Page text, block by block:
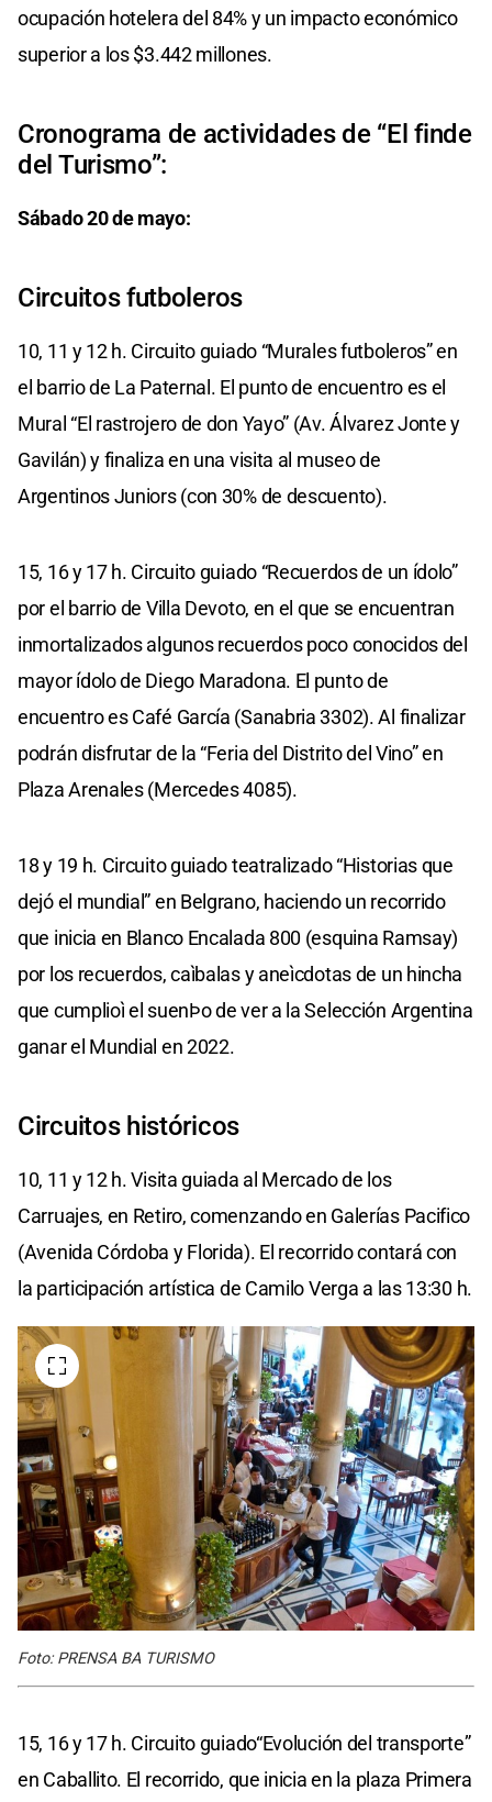
ocupación hotelera del 84% y un impacto económico
superior a los $3.442 millones.
Cronograma de actividades de “El finde
del Turismo”:
Sábado 20 de mayo:
Circuitos futboleros
10, 11 y 12 h. Circuito guiado “Murales futboleros” en
el barrio de La Paternal. El punto de encuentro es el
Mural “El rastrojero de don Yayo” (Av. Álvarez Jonte y
Gavilán) y finaliza en una visita al museo de
Argentinos Juniors (con 30% de descuento).
15, 16 y 17 h. Circuito guiado “Recuerdos de un ídolo”
por el barrio de Villa Devoto, en el que se encuentran
inmortalizados algunos recuerdos poco conocidos del
mayor ídolo de Diego Maradona. El punto de
encuentro es Café García (Sanabria 3302). Al finalizar
podrán disfrutar de la “Feria del Distrito del Vino” en
Plaza Arenales (Mercedes 4085).
18 y 19 h. Circuito guiado teatralizado “Historias que
dejó el mundial” en Belgrano, haciendo un recorrido
que inicia en Blanco Encalada 800 (esquina Ramsay)
por los recuerdos, caìbalas y aneìcdotas de un hincha
que cumplioì el suenÞo de ver a la Selección Argentina
ganar el Mundial en 2022.
Circuitos históricos
10, 11 y 12 h. Visita guiada al Mercado de los
Carruajes, en Retiro, comenzando en Galerías Pacifico
(Avenida Córdoba y Florida). El recorrido contará con
la participación artística de Camilo Verga a las 13:30 h.
Foto: PRENSA BA TURISMO
15, 16 y 17 h. Circuito guiado“Evolución del transporte”
en Caballito. El recorrido, que inicia en la plaza Primera